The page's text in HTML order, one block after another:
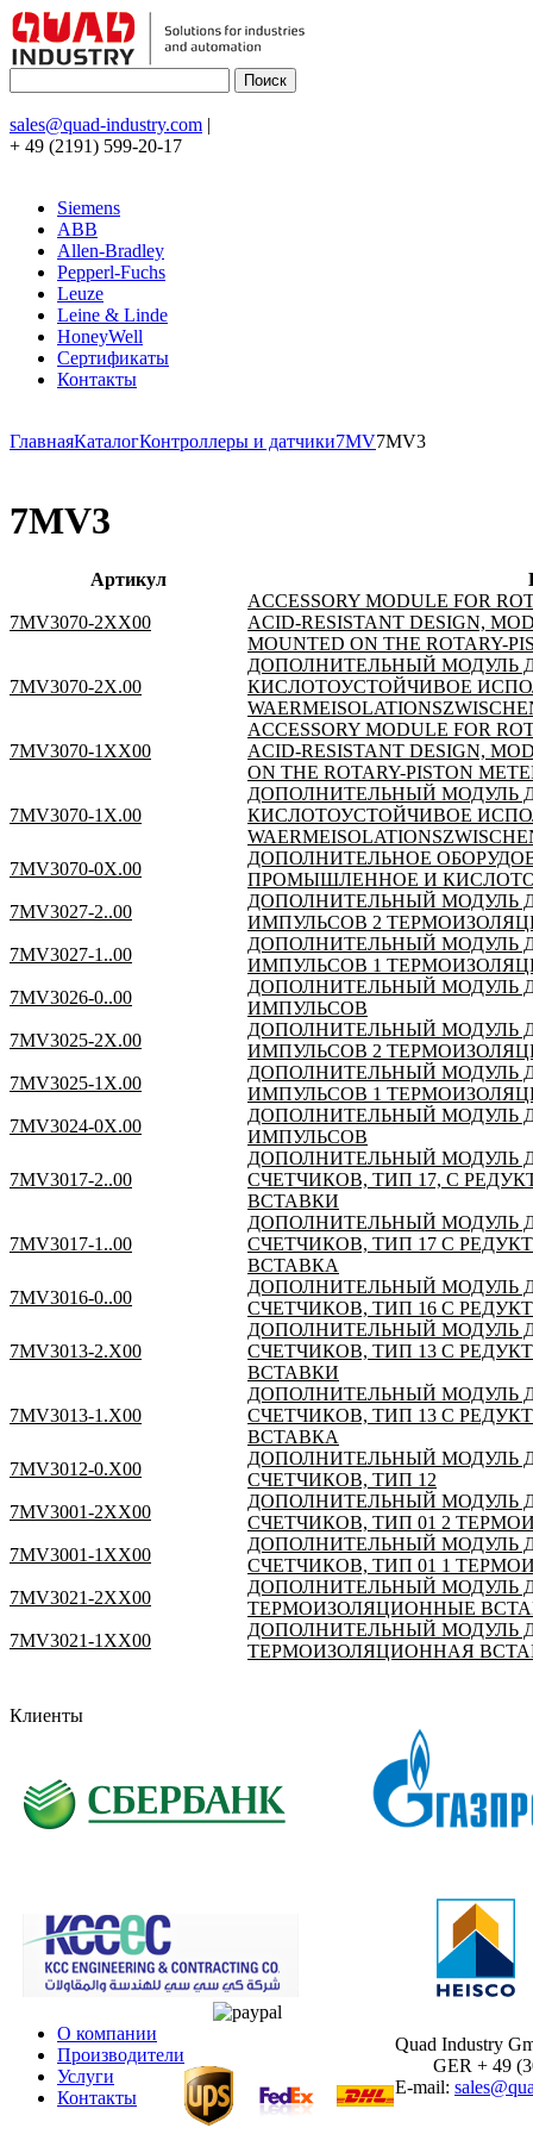
sales@quad-industry.com |
+ 49 (2191) 599-20-17
Siemens
ABB
Allen-Bradley
Pepperl-Fuchs
Leuze
Leine & Linde
HoneyWell
Сертификаты
Контакты
ГлавнаяКаталогКонтроллеры и датчики7MV7MV3
7MV3
Артикул
7MV3070-2XX00
ACCESSORY MODULE FOR
ACID-RESISTANT DESIGN,
MOUNTED ON THE ROTARY-
7MV3070-2X.00
ДОПОЛНИТЕЛЬНЫЙ МОДУЛЬ
КИСЛОТОУСТОЙЧИВОЕ
7MV3070-1XX00
ACCESSORY MODULE FOR
ACID-RESISTANT DESIGN,
ON THE ROTARY-PISTON
7MV3070-1X.00
ДОПОЛНИТЕЛЬНЫЙ МОДУЛЬ
КИСЛОТОУСТОЙЧИВОЕ
7MV3070-0X.00
ДОПОЛНИТЕЛЬНОЕ
ПРОМЫШЛЕННОЕ И
7MV3027-2..00
ДОПОЛНИТЕЛЬНЫЙ МОДУЛЬ
ИМПУЛЬСОВ 2
7MV3027-1..00
ДОПОЛНИТЕЛЬНЫЙ МОДУЛЬ
ИМПУЛЬСОВ 1
7MV3026-0..00
ДОПОЛНИТЕЛЬНЫЙ МОДУЛЬ
ИМПУЛЬСОВ
7MV3025-2X.00
ДОПОЛНИТЕЛЬНЫЙ МОДУЛЬ
ИМПУЛЬСОВ 2
7MV3025-1X.00
ДОПОЛНИТЕЛЬНЫЙ МОДУЛЬ
ИМПУЛЬСОВ 1
7MV3024-0X.00
ДОПОЛНИТЕЛЬНЫЙ МОДУЛЬ
ИМПУЛЬСОВ
7MV3017-2..00
ДОПОЛНИТЕЛЬНЫЙ МОДУЛЬ
СЧЕТЧИКОВ, ТИП 17, С
ВСТАВКИ
7MV3017-1..00
ДОПОЛНИТЕЛЬНЫЙ МОДУЛЬ
СЧЕТЧИКОВ, ТИП 17 С
ВСТАВКА
7MV3016-0..00
ДОПОЛНИТЕЛЬНЫЙ МОДУЛЬ
СЧЕТЧИКОВ, ТИП 16 С
7MV3013-2.X00
ДОПОЛНИТЕЛЬНЫЙ МОДУЛЬ
СЧЕТЧИКОВ, ТИП 13 С
ВСТАВКИ
7MV3013-1.X00
ДОПОЛНИТЕЛЬНЫЙ МОДУЛЬ
СЧЕТЧИКОВ, ТИП 13 С
ВСТАВКА
7MV3012-0.X00
ДОПОЛНИТЕЛЬНЫЙ МОДУЛЬ
СЧЕТЧИКОВ, ТИП 12
7MV3001-2XX00
ДОПОЛНИТЕЛЬНЫЙ МОДУЛЬ
СЧЕТЧИКОВ, ТИП 01 2
7MV3001-1XX00
ДОПОЛНИТЕЛЬНЫЙ МОДУЛЬ
СЧЕТЧИКОВ, ТИП 01 1
7MV3021-2XX00
ДОПОЛНИТЕЛЬНЫЙ МОДУЛЬ
ТЕРМОИЗОЛЯЦИОННЫЕ
7MV3021-1XX00
ДОПОЛНИТЕЛЬНЫЙ МОДУЛЬ
ТЕРМОИЗОЛЯЦИОННАЯ
Клиенты
О компании
Производители
Услуги
Контакты
Quad Industry
GER + 49
E-mail: